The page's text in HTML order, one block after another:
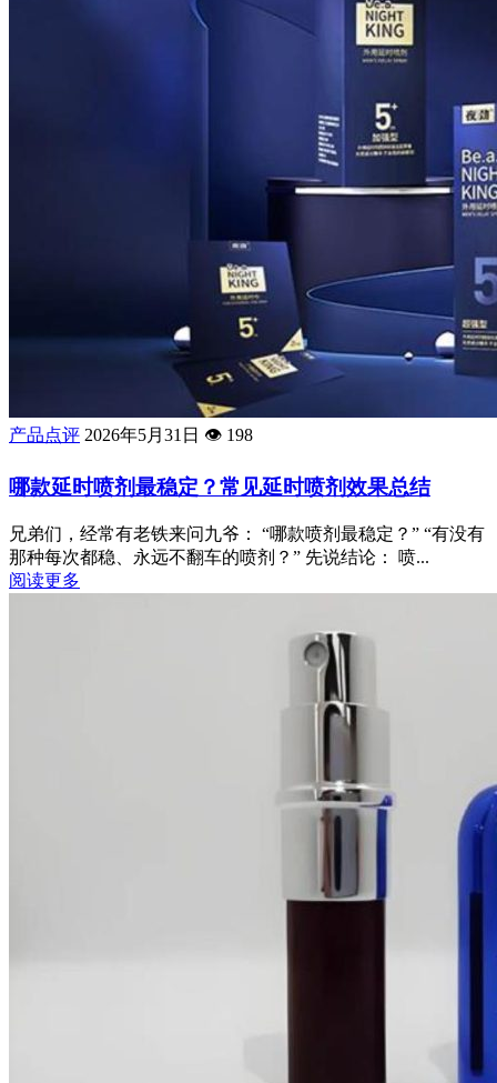
产品点评 2026年5月31日 👁️ 198
哪款延时喷剂最稳定？常见延时喷剂效果总结
兄弟们，经常有老铁来问九爷： “哪款喷剂最稳定？” “有没有
那种每次都稳、永远不翻车的喷剂？” 先说结论： 喷...
阅读更多